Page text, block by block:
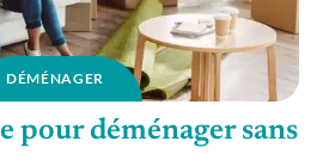
DÉMÉNAGER
pour déménager sans